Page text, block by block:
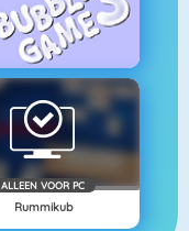
ALLEEN VOOR PC
Rummikub